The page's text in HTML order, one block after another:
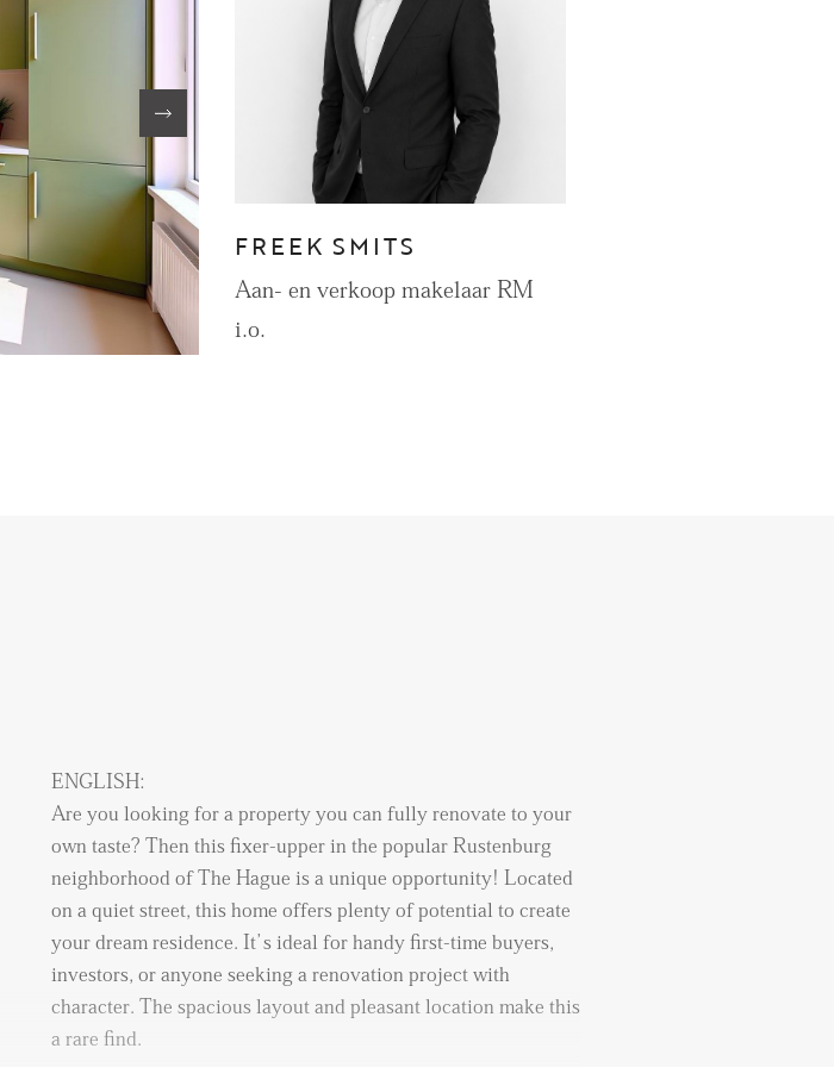
FREEK SMITS
Aan- en verkoop makelaar RM
i.o.
ENGLISH:
Are you looking for a property you can fully renovate to your
own taste? Then this fixer-upper in the popular Rustenburg
neighborhood of The Hague is a unique opportunity! Located
on a quiet street, this home offers plenty of potential to create
your dream residence. It’s ideal for handy first-time buyers,
investors, or anyone seeking a renovation project with
character. The spacious layout and pleasant location make this
a rare find.
OVER ONS
FAQ
Reviews
Werken bij
CONTACT
Den Haag
Hillegersberg
Rotterdam